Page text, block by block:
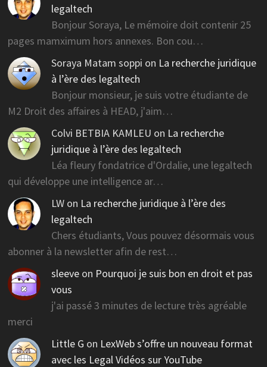
legaltech
Bonjour Soraya, Le mémoire doit contenir 25
pages mamximum hors annexes. Bon cou…
Soraya Matam soppi on La recherche juridique
à l’ère des legaltech
Bonjour monsieur, je suis votre étudiante de
M2 Droit des affaires à HEAD, j'aim…
Colvi BETBIA KAMLEU on La recherche
juridique à l’ère des legaltech
Léa fleury fondatrice d'Ordalie, une legaltech
qui développe une intelligence ar…
LW on La recherche juridique à l’ère des
legaltech
Chers étudiants, Vous pouvez désormais vous
abonner à la newsletter afin de rest…
sleeve on Pourquoi je suis bon en droit et pas
vous
j'ai passé 3 minutes de lecture très agréable
merci
Little G on LexWeb s’offre un nouveau format
avec les Legal Vidéos sur YouTube